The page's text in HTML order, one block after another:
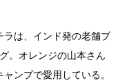
ラは、インド発の老舗ブ
。オレンジの山本さん
ンプで愛用している。